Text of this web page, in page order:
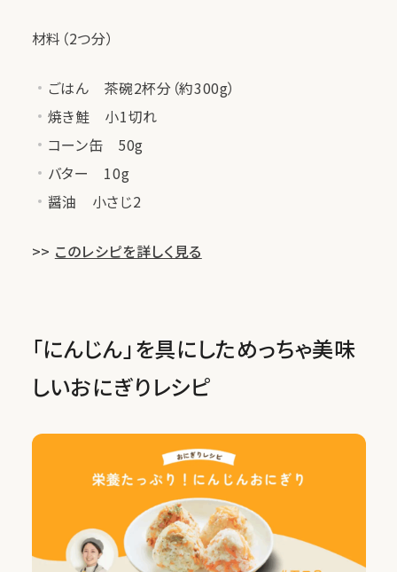
材料（2つ分）
ごはん 茶碗2杯分（約300g）
焼き鮭 小1切れ
コーン缶 50g
バター 10g
醤油 小さじ2
>> このレシピを詳しく見る
「にんじん」を具にしためっちゃ美味
しいおにぎりレシピ